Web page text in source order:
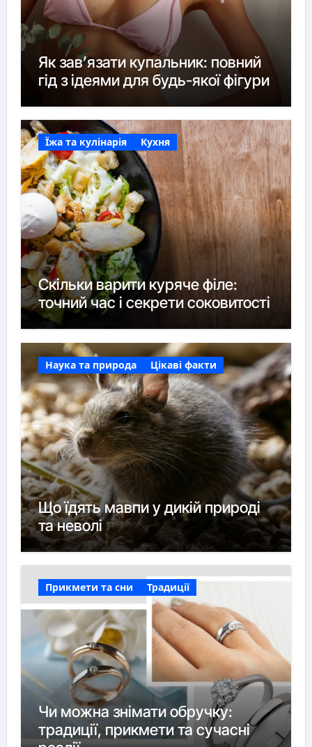
Як зав’язати купальник: повний
гід з ідеями для будь-якої фігури
Їжа та кулінарія Кухня
Скільки варити куряче філе:
точний час і секрети соковитості
Наука та природа Цікаві факти
Що їдять мавпи у дикій природі
та неволі
Прикмети та сни Традиції
Чи можна знімати обручку:
традиції, прикмети та сучасні